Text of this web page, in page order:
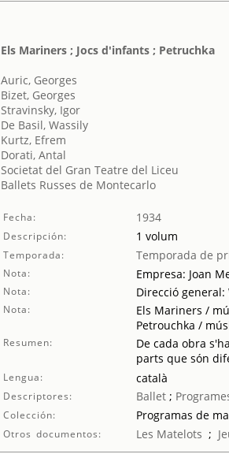
Els Mariners ; Jocs d'infants ; Petruchka
Auric, Georges
Bizet, Georges
Stravinsky, Igor
De Basil, Wassily
Kurtz, Efrem
Dorati, Antal
Societat del Gran Teatre del Liceu
Ballets Russes de Montecarlo
Fecha: 1934
Descripción: 1 volum
Temporada: Temporada de
Nota: Empresa: Joan
Nota: Direcció
Nota:
Els Mariners /
Petrouchka /
Resumen:
De cada obra
parts que són
Lengua: català
Descriptores: Ballet;
Colección: Programas de
Otros documentos: Les Matelots ;